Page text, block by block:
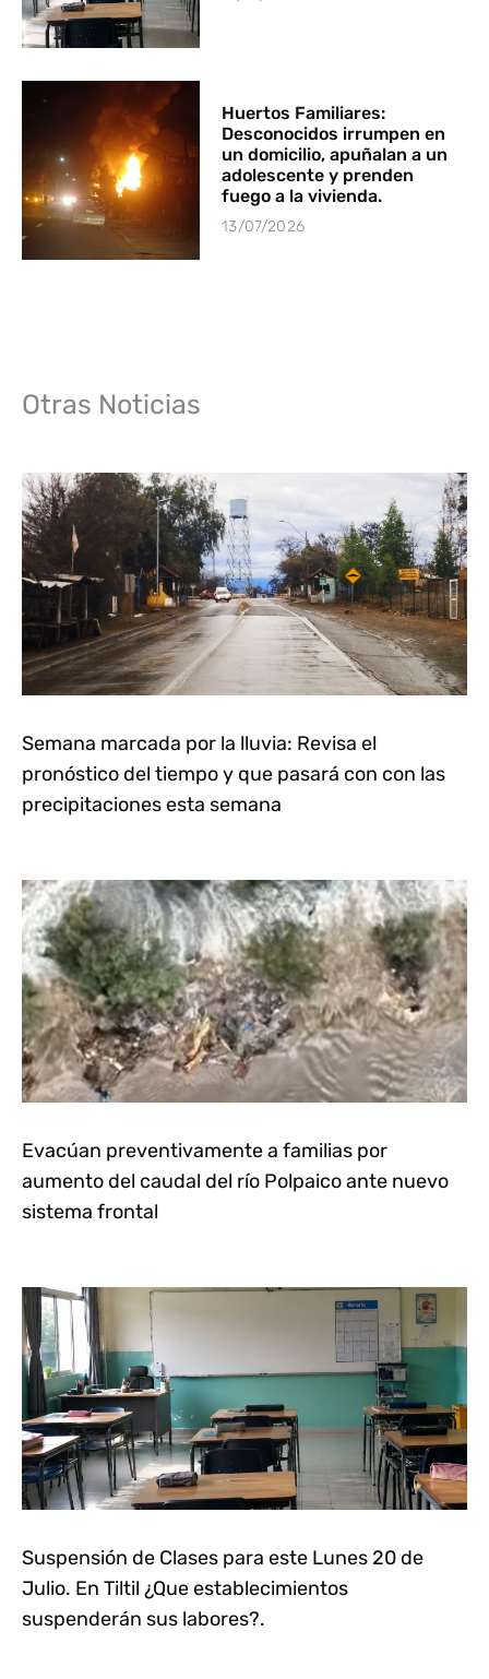
Huertos Familiares:
Desconocidos irrumpen en
un domicilio, apuñalan a un
adolescente y prenden
fuego a la vivienda.
13/07/2026
Otras Noticias
Semana marcada por la lluvia: Revisa el
pronóstico del tiempo y que pasará con con las
precipitaciones esta semana
Evacúan preventivamente a familias por
aumento del caudal del río Polpaico ante nuevo
sistema frontal
Suspensión de Clases para este Lunes 20 de
Julio. En Tiltil ¿Que establecimientos
suspenderán sus labores?.